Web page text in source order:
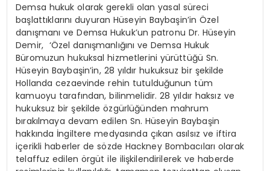
Demsa hukuk olarak gerekli olan yasal süreci
başlattıklarını duyuran Hüseyin Baybaşin’in Özel
danışmanı ve Demsa Hukuk’un patronu Dr. Hüseyin
Demir, ‘Özel danışmanlığını ve Demsa Hukuk
Büromuzun hukuksal hizmetlerini yürüttüğü Sn.
Hüseyin Baybaşin’in, 28 yıldır hukuksuz bir şekilde
Hollanda cezaevinde rehin tutulduğunun tüm
kamuoyu tarafından, bilinmelidir. 28 yıldır haksız ve
hukuksuz bir şekilde özgürlüğünden mahrum
bırakılmaya devam edilen Sn. Hüseyin Baybaşin
hakkında İngiltere medyasında çıkan asılsız ve iftira
içerikli haberler de sözde Hackney Bombacıları olarak
telaffuz edilen örgüt ile ilişkilendirilerek ve haberde